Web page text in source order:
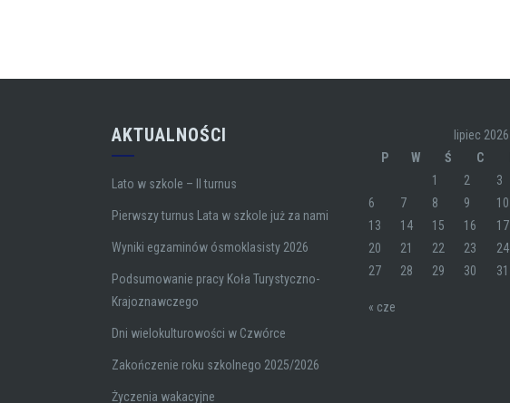
AKTUALNOŚCI
Lato w szkole – II turnus
Pierwszy turnus Lata w szkole już za nami
Wyniki egzaminów ósmoklasisty 2026
Podsumowanie pracy Koła Turystyczno-
Krajoznawczego
Dni wielokulturowości w Czwórce
Zakończenie roku szkolnego 2025/2026
Życzenia wakacyjne
lipiec 2026
P
W Ś C
1
2 3
6
7 8 9 10
13
14 15 16 17
20
21 22 23 24
27
28 29 30 31
« cze